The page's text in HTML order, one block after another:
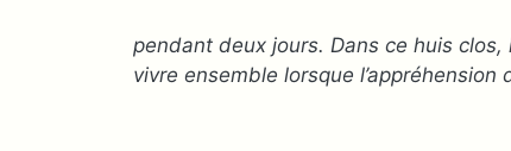
pendant deux jours. Dans ce huis
vivre ensemble lorsque